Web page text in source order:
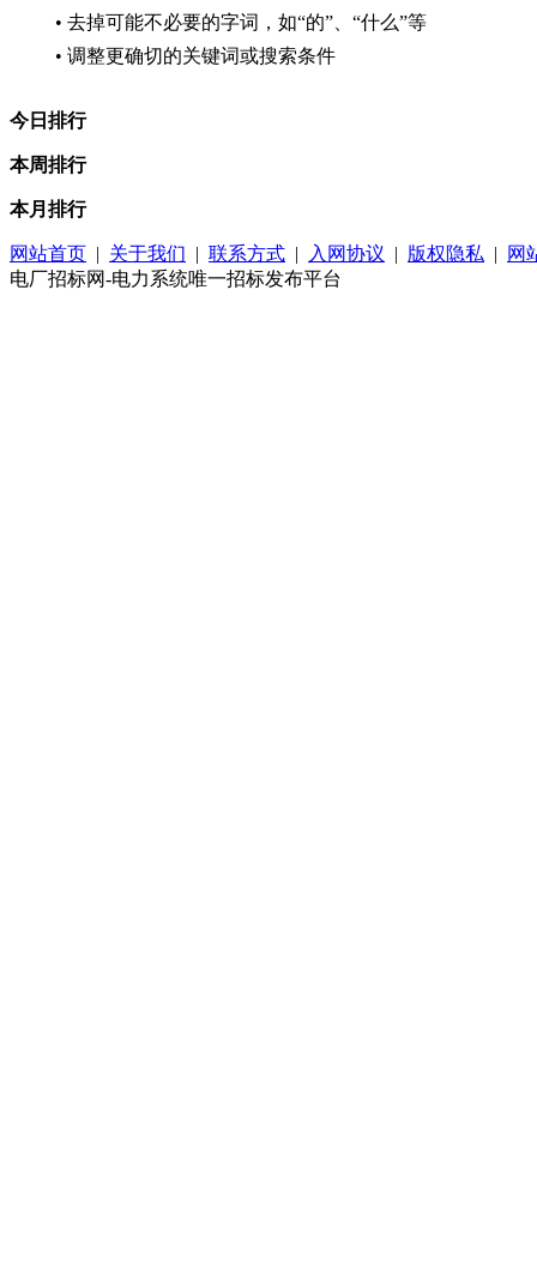
• 去掉可能不必要的字词，如“的”、“什么”等
• 调整更确切的关键词或搜索条件
今日排行
本周排行
本月排行
网站首页 | 关于我们 | 联系方式 | 入网协议 | 版权隐私 |
网
电厂招标网-电力系统唯一招标发布平台